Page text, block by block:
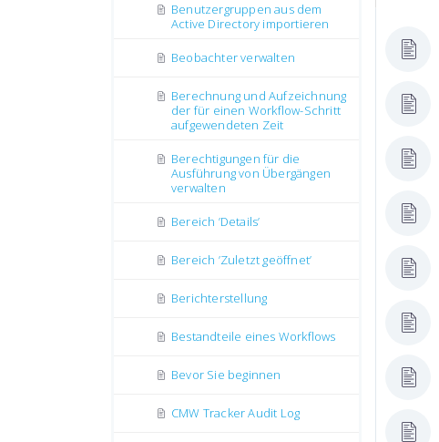
Benutzergruppen aus dem
Active Directory importieren
Beobachter verwalten
Berechnung und Aufzeichnung
der für einen Workflow-Schritt
aufgewendeten Zeit
Berechtigungen für die
Ausführung von Übergängen
verwalten
Bereich ’Details’
Bereich ’Zuletzt geöffnet’
Berichterstellung
Bestandteile eines Workflows
Bevor Sie beginnen
CMW Tracker Audit Log